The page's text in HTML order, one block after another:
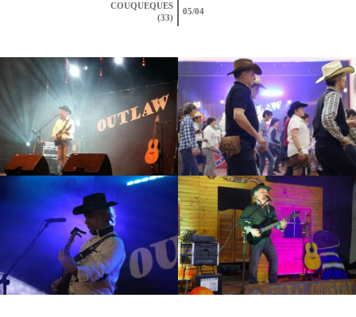
COUQUEQUES
(33)
05/04